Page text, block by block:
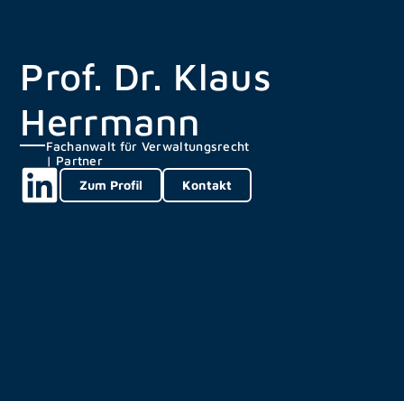
Prof. Dr. Klaus
Herrmann
Fachanwalt für Verwaltungsrecht
| Partner
Zum Profil
Kontakt